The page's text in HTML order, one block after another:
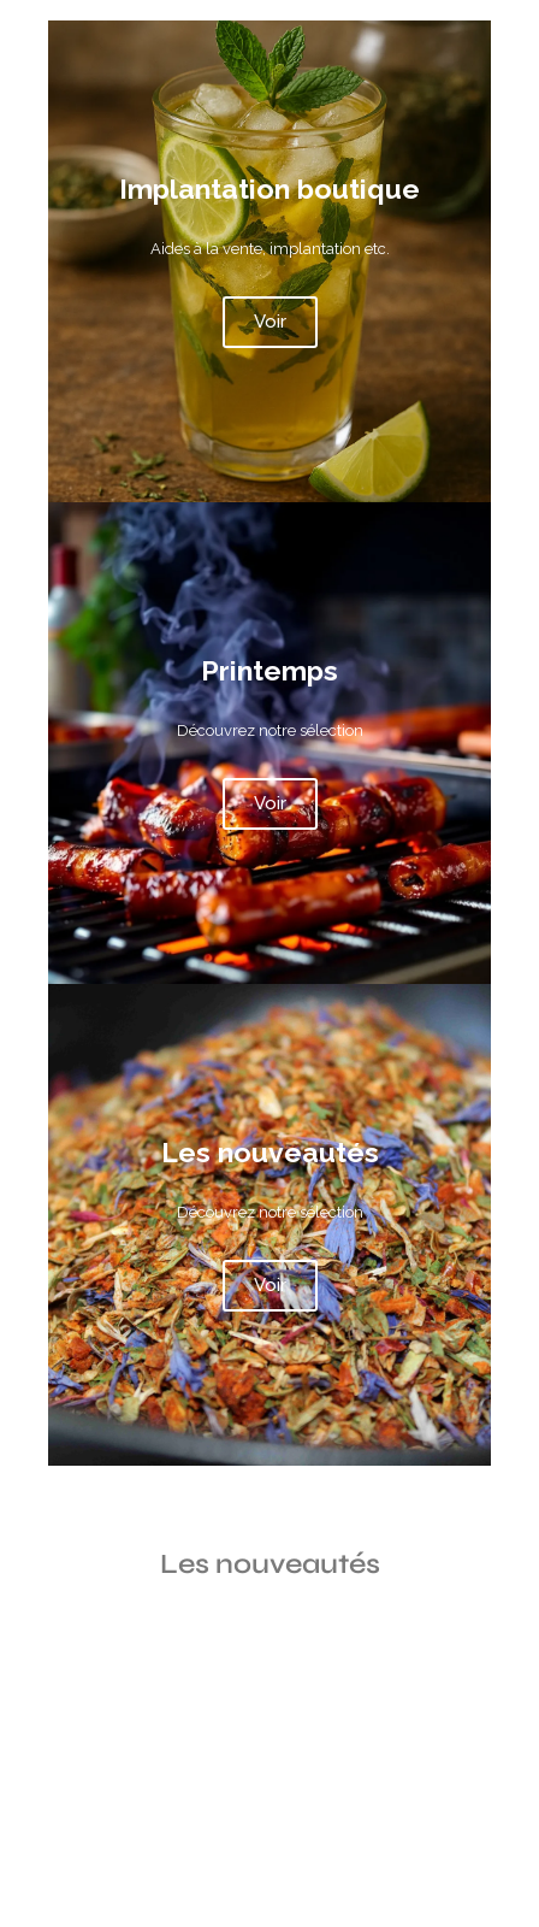
Implantation boutique
Aides à la vente, implantation etc.
Voir
Printemps
Découvrez notre sélection
Voir
Les nouveautés
Découvrez notre sélection
Voir
Les nouveautés